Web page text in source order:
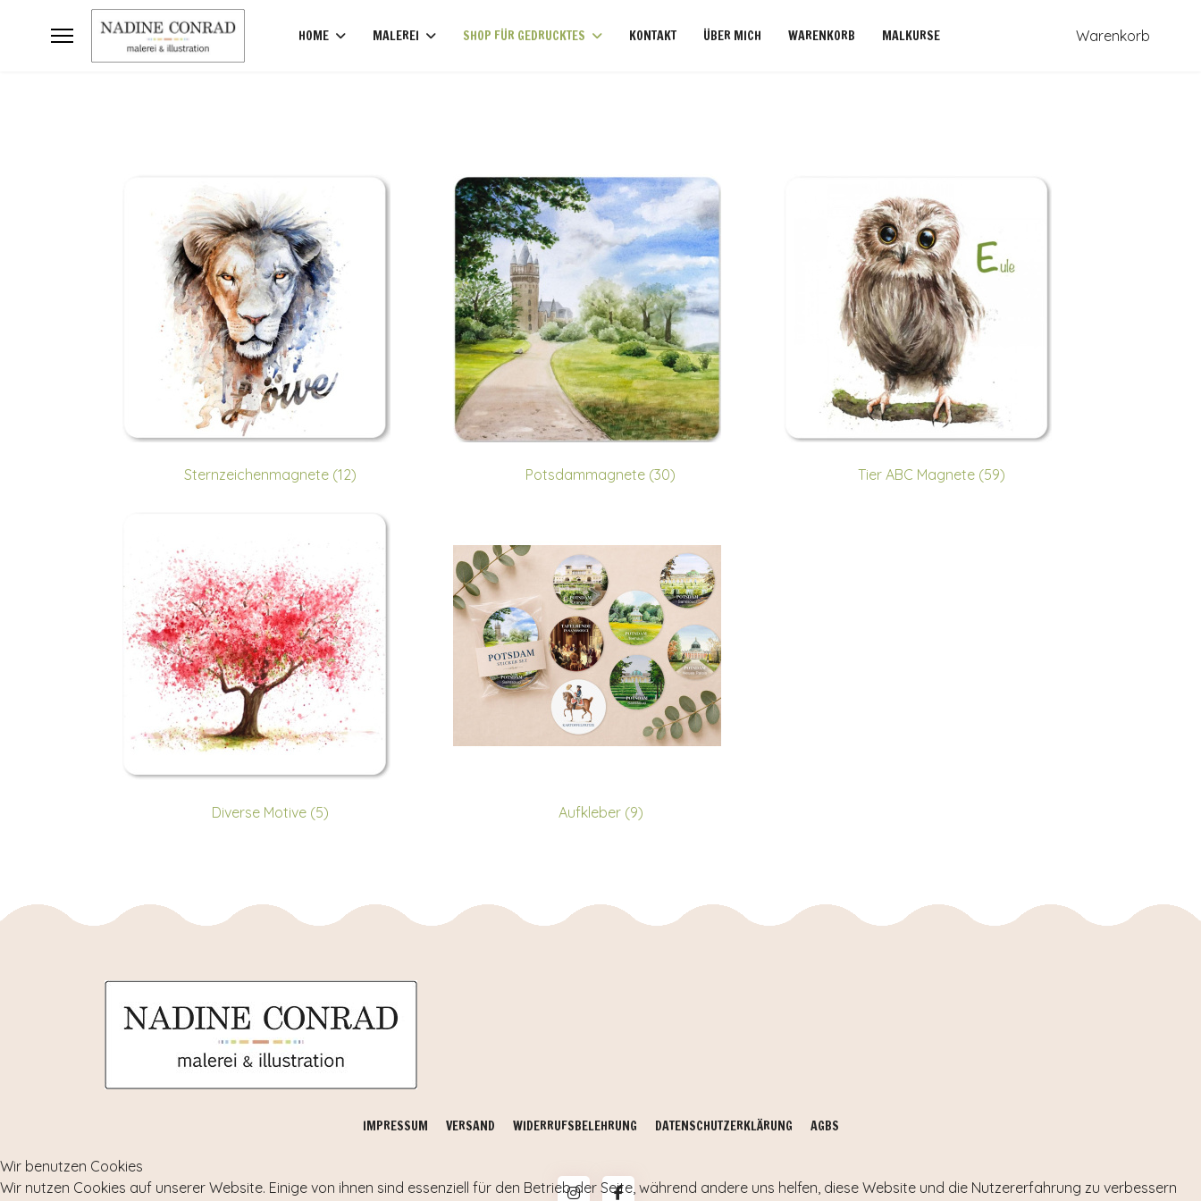
HOME MALEREI SHOP FÜR GEDRUCKTES KONTAKT ÜBER MICH WARENKORB MALKURSE Warenkorb
Sternzeichenmagnete (12) Potsdammagnete (30) Tier ABC Magnete (59)
Diverse Motive (5) Aufkleber (9)
IMPRESSUM VERSAND WIDERRUFSBELEHRUNG DATENSCHUTZERKLÄRUNG AGBS
Wir benutzen Cookies
Wir nutzen Cookies auf unserer Website. Einige von ihnen sind essenziell für den Betrieb der Seite, während andere uns helfen, diese Website und die Nutzererfahrung zu verbessern